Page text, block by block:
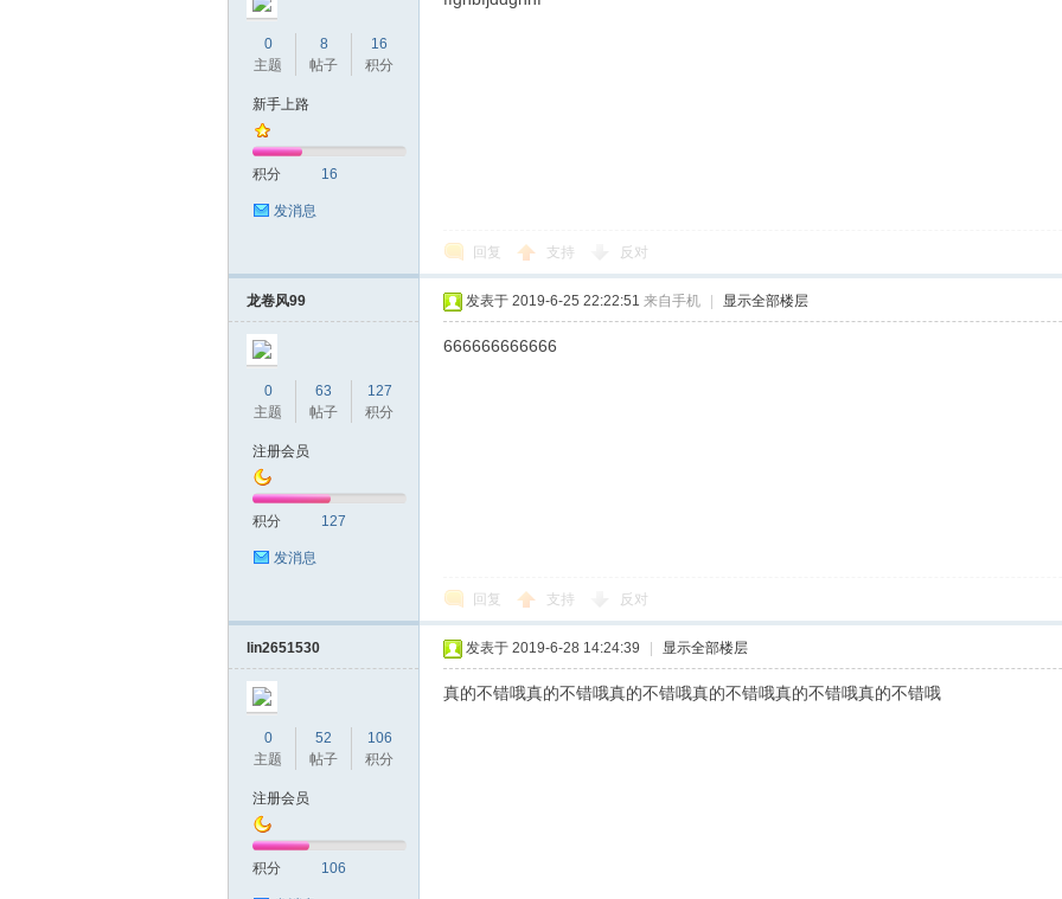
0
主题
8
帖子
16
积分
新手上路
积分 16
发消息
回复 支持 反对
龙卷风99
0
主题
63
帖子
127
积分
注册会员
积分 127
发消息
发表于 2019-6-25 22:22:51 来自手机 显示全部楼层
666666666666
回复 支持 反对
lin2651530
0
主题
52
帖子
106
积分
注册会员
积分 106
发表于 2019-6-28 14:24:39 显示全部楼层
真的不错哦真的不错哦真的不错哦真的不错哦真的不错哦真的不错哦